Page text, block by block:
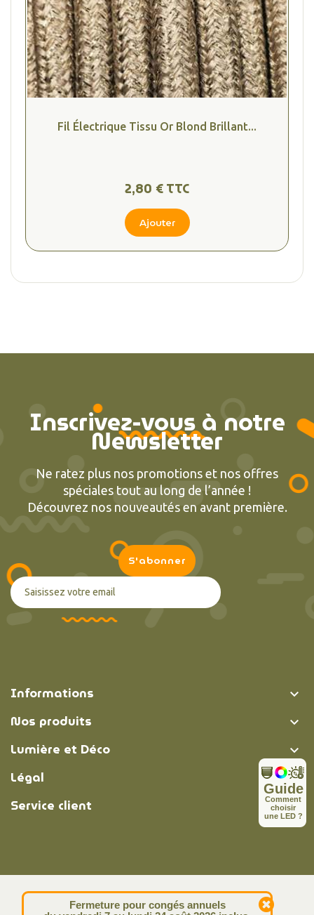
Fil Électrique Tissu Or Blond Brillant...
2,80 € TTC
Ajouter
Inscrivez-vous à notre
Newsletter
Ne ratez plus nos promotions et nos offres
spéciales tout au long de l’année !
Découvrez nos nouveautés en avant première.
Informations 
Nos produits 
Lumière et Déco 
Légal 
Service client 
© Lumière et Déco | 2026
Comment
choisir
une LED ?
Guide
Fermeture pour congés annuels